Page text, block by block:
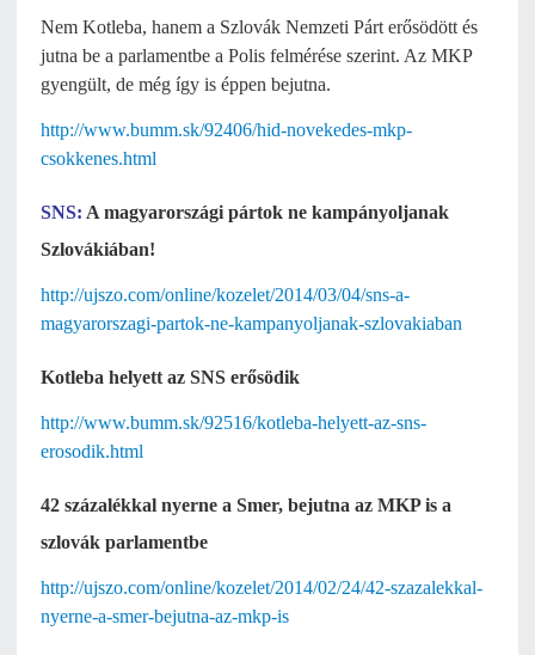
Nem Kotleba, hanem a Szlovák Nemzeti Párt erősödött és
jutna be a parlamentbe a Polis felmérése szerint. Az MKP
gyengült, de még így is éppen bejutna.
http://www.bumm.sk/92406/hid-novekedes-mkp-
csokkenes.html
SNS: A magyarországi pártok ne kampányoljanak
Szlovákiában!
http://ujszo.com/online/kozelet/2014/03/04/sns-a-
magyarorszagi-partok-ne-kampanyoljanak-szlovakiaban
Kotleba helyett az SNS erősödik
http://www.bumm.sk/92516/kotleba-helyett-az-sns-
erosodik.html
42 százalékkal nyerne a Smer, bejutna az MKP is a
szlovák parlamentbe
http://ujszo.com/online/kozelet/2014/02/24/42-szazalekkal-
nyerne-a-smer-bejutna-az-mkp-is